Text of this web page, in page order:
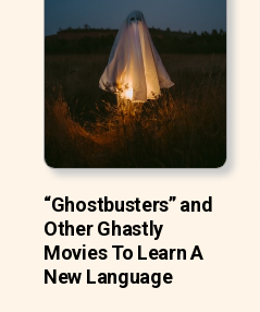
“Ghostbusters” and
Other Ghastly
Movies To Learn A
New Language